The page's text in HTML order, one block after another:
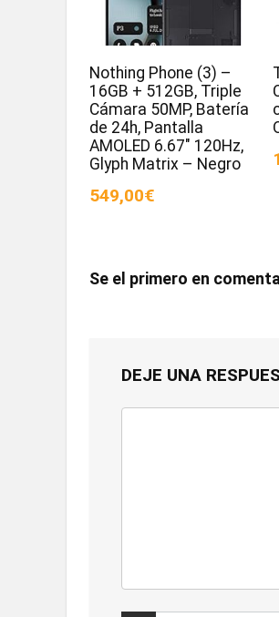
Nothing Phone (3) –
16GB + 512GB, Triple
Cámara 50MP, Batería
de 24h, Pantalla
AMOLED 6.67″ 120Hz,
Glyph Matrix – Negro
549,00€
Se el primero en
DEJE UNA